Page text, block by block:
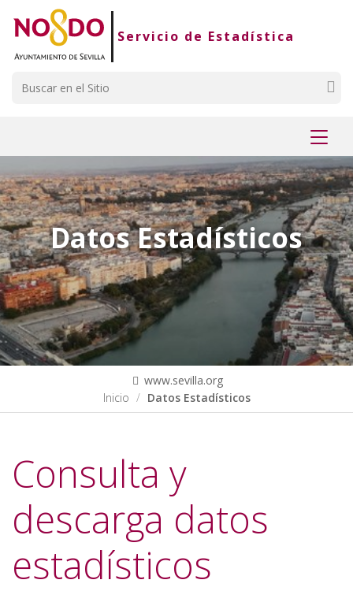
Saltar al contenido
Saltar a la navegación
Información de contacto
Servicio de Estadística
menú
Datos Estadísticos
www.sevilla.org
Inicio
Datos Estadísticos
Consulta y
descarga datos
estadísticos